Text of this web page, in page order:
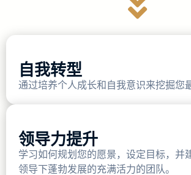
自我转型
通过培养个人成长和自我意识来挖掘您
领导力提升
学习如何规划您的愿景，设定目标，并
领导下蓬勃发展的充满活力的团队。